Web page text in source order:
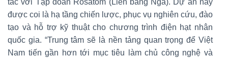
tác với Tập đoàn Rosatom (Liên bang Nga). Dự án này
được coi là hạ tầng chiến lược, phục vụ nghiên cứu, đào
tạo và hỗ trợ kỹ thuật cho chương trình điện hạt nhân
quốc gia. “Trung tâm sẽ là nền tảng quan trọng để Việt
Nam tiến gần hơn tới mục tiêu làm chủ công nghệ và